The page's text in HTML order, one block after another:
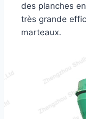
des planches
très grande
marteaux.